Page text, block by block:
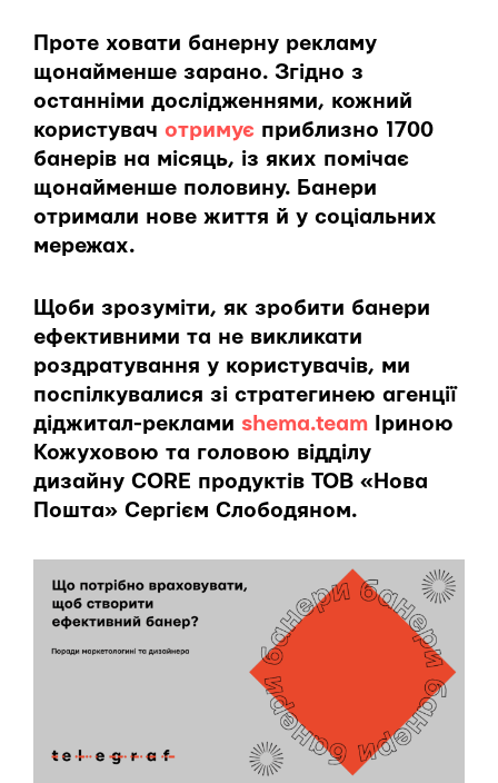
Проте ховати банерну рекламу
щонайменше зарано. Згідно з
останніми дослідженнями, кожний
користувач отримує приблизно 1700
банерів на місяць, із яких помічає
щонайменше половину. Банери
отримали нове життя й у соціальних
мережах.
Щоби зрозуміти, як зробити банери
ефективними та не викликати
роздратування у користувачів, ми
поспілкувалися зі стратегинею агенції
діджитал-реклами shema.team Іриною
Кожуховою та головою відділу
дизайну CORE продуктів ТОВ «Нова
Пошта» Сергієм Слободяном.